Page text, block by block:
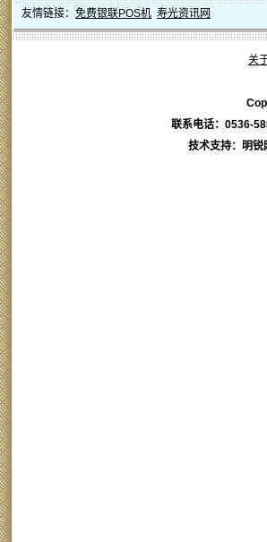
友情链接： 免费银联POS机 寿光资讯网
关
联系电话：0536-
技术支持：明锐